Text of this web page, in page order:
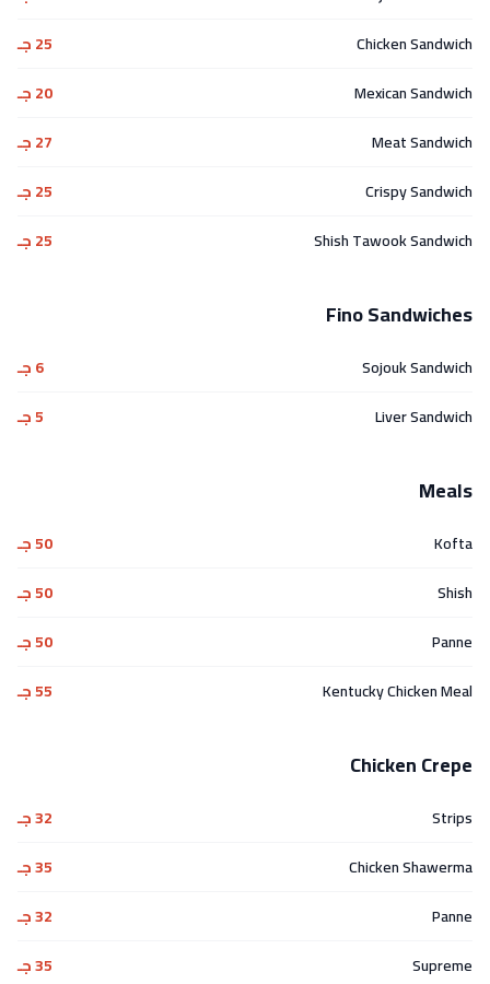
Chicken Sandwich
25 جـ
Mexican Sandwich
20 جـ
Meat Sandwich
27 جـ
Crispy Sandwich
25 جـ
Shish Tawook Sandwich
25 جـ
Fino Sandwiches
Sojouk Sandwich
6 جـ
Liver Sandwich
5 جـ
Meals
Kofta
50 جـ
Shish
50 جـ
Panne
50 جـ
Kentucky Chicken Meal
55 جـ
Chicken Crepe
Strips
32 جـ
Chicken Shawerma
35 جـ
Panne
32 جـ
Supreme
35 جـ